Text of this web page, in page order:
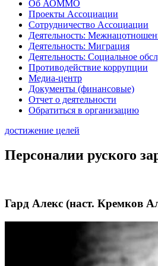
Об АОММО
Проекты Ассоциации
Сотрудничество Ассоциации
Деятельность:
Деятельность: Миграция
Деятельность: Социальное
Противодействие коррупции
Медиа-центр
Документы (финансовые)
Отчет о деятельности
Обратиться в организацию
достижение целей
Персоналии руского
Гард Алекс (наст. Кремков